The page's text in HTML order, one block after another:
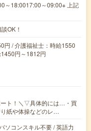
～18:0017:00～09:00※ 上記
OK！
円 / 介護福祉士：時給1550
円～1812円
ート！＼▽具体的には…・買
紙や体操などのレ…
ソコンスキル不要 / 英語力